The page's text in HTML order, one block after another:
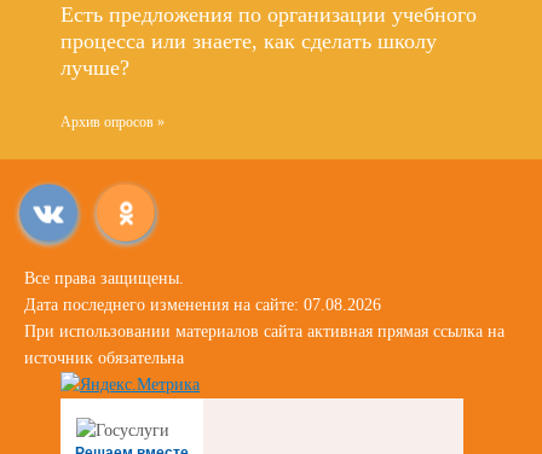
Есть предложения по организации учебного
процесса или знаете, как сделать школу
лучше?
Архив опросов »
Все права защищены.
Дата последнего изменения на сайте: 07.08.2026
При использовании материалов сайта активная прямая ссылка на
источник обязательна